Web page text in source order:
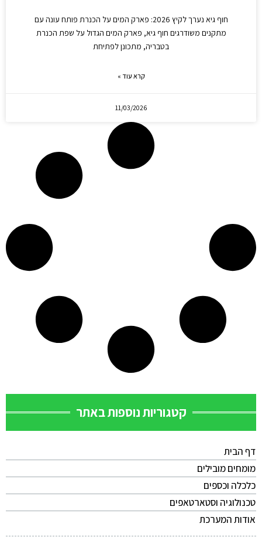
חוף גיא נערך לקיץ 2026: פארק המים על הכנרת פותח עונה עם
מתקנים משודרגים חוף גיא, פארק המים הגדול על שפת הכנרת
בטבריה, מתכונן לפתיחת
קרא עוד »
11/03/2026
קטגוריות נוספות באתר
דף הבית
מומחים מובילים
כלכלה וכספים
טכנולוגיה וסטארטאפים
אודות המערכת